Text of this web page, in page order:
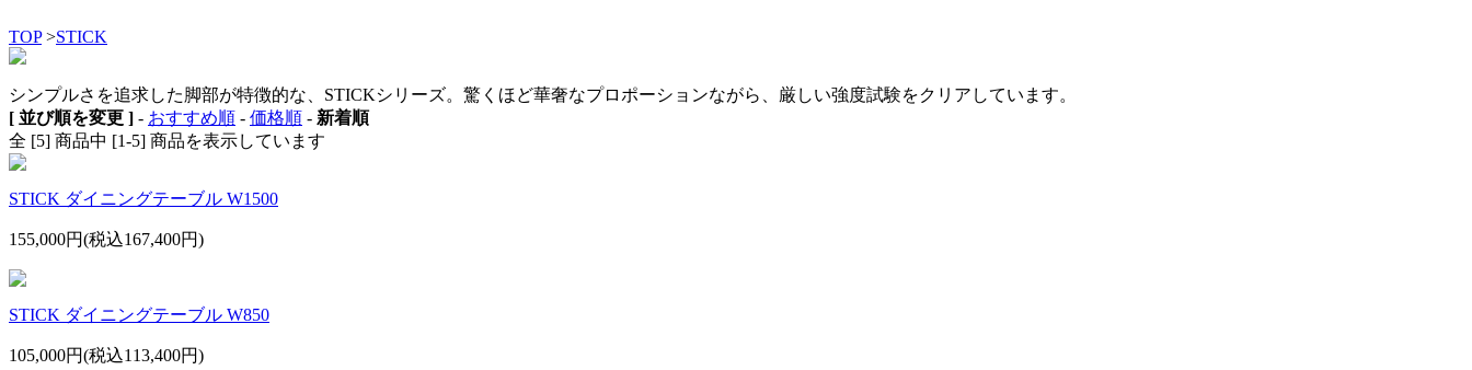
TOP >STICK
シンプルさを追求した脚部が特徴的な、STICKシリーズ。驚くほど華奢なプロポーションながら、厳しい強度試験をクリアしています。
[ 並び順を変更 ] - おすすめ順 - 価格順 - 新着順
全 [5] 商品中 [1-5] 商品を表示しています
STICK ダイニングテーブル W1500
155,000円(税込167,400円)
STICK ダイニングテーブル W850
105,000円(税込113,400円)